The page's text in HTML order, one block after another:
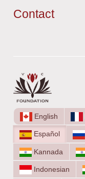
Contact
English
Español
Kannada
Indonesian